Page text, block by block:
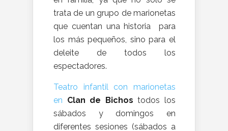
trata de un grupo de marionetas
que cuentan una historia para
los más pequeños, sino para el
deleite de todos los
espectadores.
Teatro infantil con marionetas
en Clan de Bichos todos los
sábados y domingos en
diferentes sesiones (sábados a